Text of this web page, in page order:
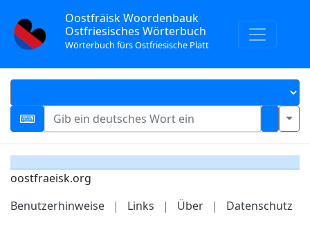
Oostfräisk Woordenbauk
Ostfriesisches Wörterbuch
Wörterbuch fürs Ostfriesische Platt
oostfraeisk.org
Benutzerhinweise
| Links | Über | Datenschutz